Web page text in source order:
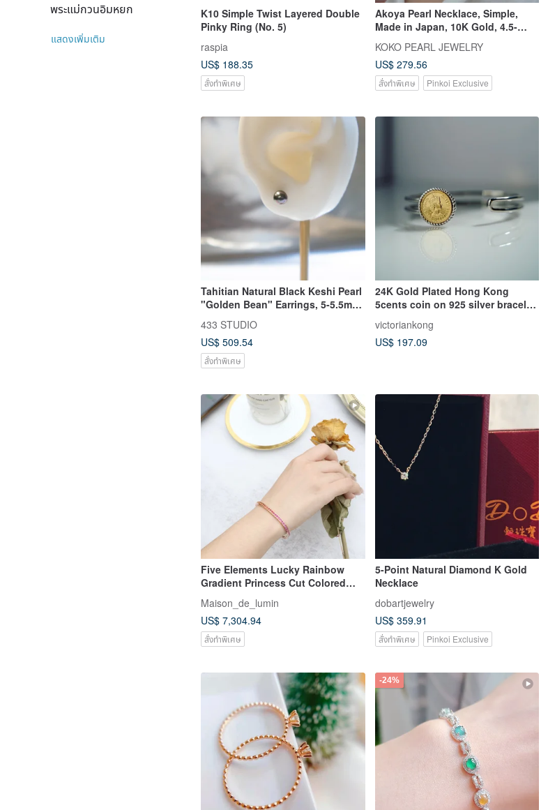
พระแม่กวนอิมหยก
แสดงเพิ่มเติม
K10 Simple Twist Layered Double
Pinky Ring (No. 5)
raspia
US$ 188.35
สั่งทำพิเศษ
Akoya Pearl Necklace, Simple,
Made in Japan, 10K Gold, 4.5-
5mm
KOKO PEARL JEWELRY
US$ 279.56
สั่งทำพิเศษ Pinkoi Exclusive
Tahitian Natural Black Keshi Pearl
"Golden Bean" Earrings, 5-5.5mm,
18k Gold
433 STUDIO
US$ 509.54
สั่งทำพิเศษ
24K Gold Plated Hong Kong
5cents coin on 925 silver bracelet
Coin Transformation
victoriankong
US$ 197.09
Five Elements Lucky Rainbow
Gradient Princess Cut Colored
Gold Sapphire Bracelet
Maison_de_lumin
US$ 7,304.94
สั่งทำพิเศษ
5-Point Natural Diamond K Gold
Necklace
dobartjewelry
US$ 359.91
สั่งทำพิเศษ Pinkoi Exclusive
-24%